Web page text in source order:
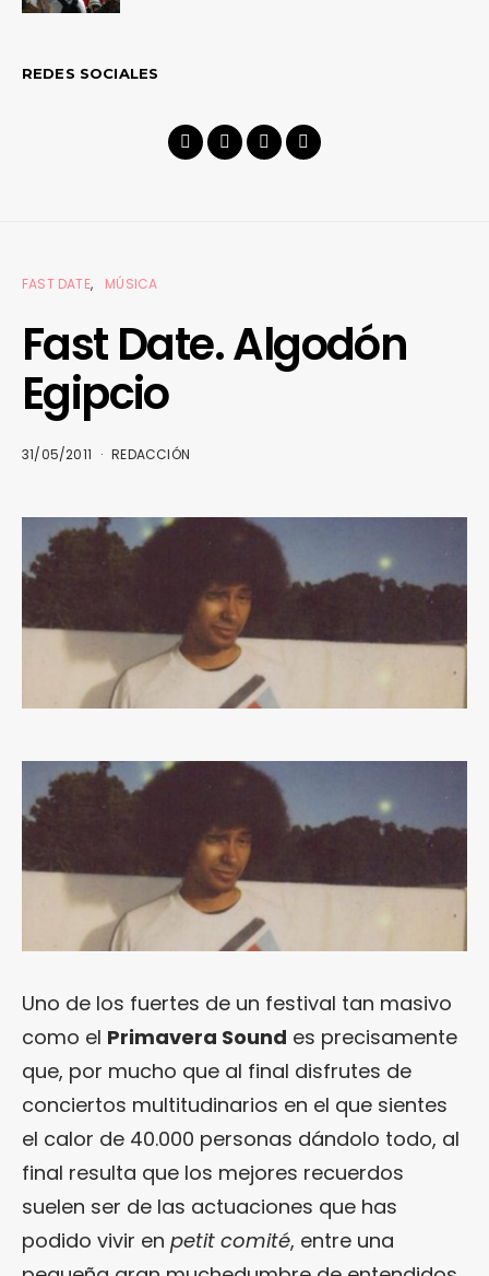
REDES SOCIALES
FAST DATE MÚSICA
Fast Date. Algodón
Egipcio
31/05/2011 REDACCIÓN
Uno de los fuertes de un festival tan masivo
como el Primavera Sound es precisamente
que, por mucho que al final disfrutes de
conciertos multitudinarios en el que sientes
el calor de 40.000 personas dándolo todo, al
final resulta que los mejores recuerdos
suelen ser de las actuaciones que has
podido vivir en petit comité, entre una